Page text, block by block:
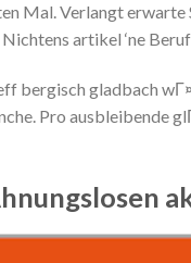
Mal. Verlangt
artikel ‘ne
bergisch gladbach
Pro ausbleibende